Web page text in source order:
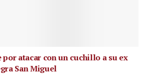
atacar con un cuchillo a su ex
San Miguel